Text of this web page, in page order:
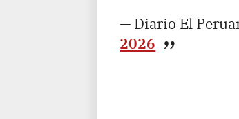
— Diario El
2026